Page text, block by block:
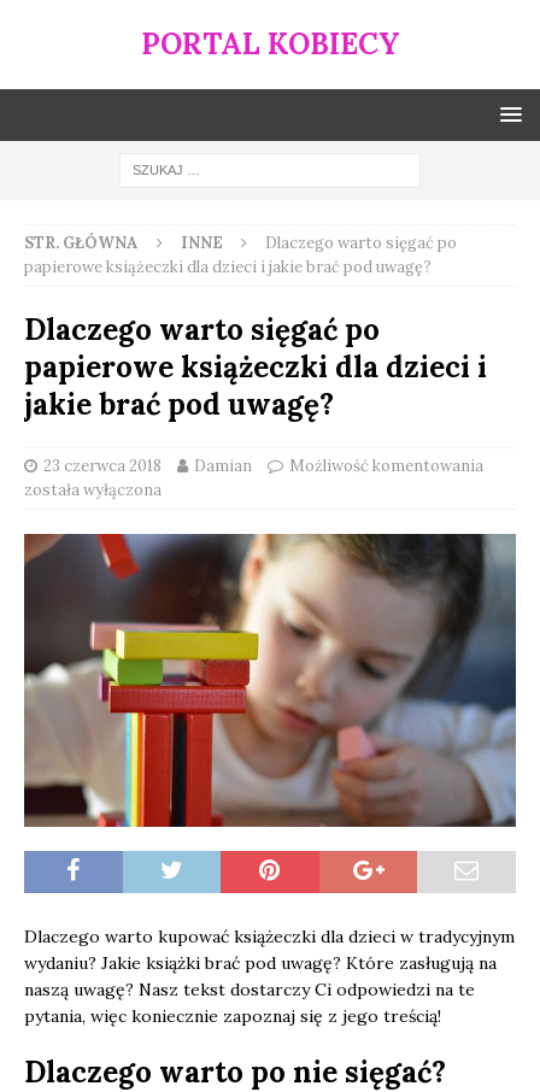
PORTAL KOBIECY
STR. GŁÓWNA INNE
Dlaczego warto sięgać po
papierowe książeczki dla dzieci i jakie brać pod uwagę?
Dlaczego warto sięgać po
papierowe książeczki dla dzieci i
jakie brać pod uwagę?
23 czerwca 2018 Damian
Możliwość komentowania
została wyłączona
Dlaczego warto kupować książeczki dla dzieci w tradycyjnym
wydaniu? Jakie książki brać pod uwagę? Które zasługują na
naszą uwagę? Nasz tekst dostarczy Ci odpowiedzi na te
pytania, więc koniecznie zapoznaj się z jego treścią!
Dlaczego warto po nie sięgać?